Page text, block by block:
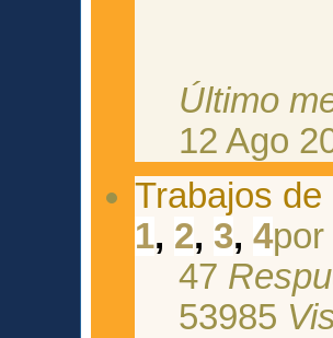
Último
12 Ago
Trabajos
1, 2, 3,4por
47
53985